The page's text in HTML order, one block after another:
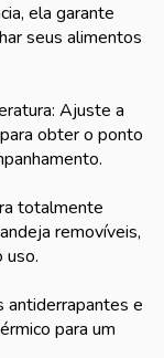
ela garante
seus alimentos
Ajuste a
obter o ponto
totalmente
removíveis,
uso.
antiderrapantes e
para um